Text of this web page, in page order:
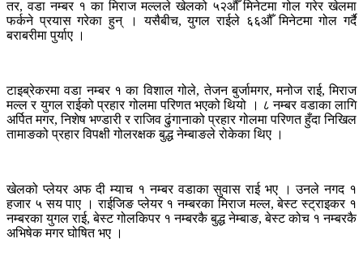
तर, वडा नम्बर १ का मिराज मल्लले खेलको ५२औँ मिनेटमा गोल गरेर खेलमा
फर्कने प्रयास गरेका हुन् । यसैबीच, युगल राईले ६६औँ मिनेटमा गोल गर्दै
बराबरीमा पुर्याए ।
टाइब्रेकरमा वडा नम्बर १ का विशाल गोले, तेजन बुर्जामगर, मनोज राई, मिराज
मल्ल र युगल राईको प्रहार गोलमा परिणत भएको थियो । ८ नम्बर वडाका लागि
अर्पित मगर, निशेष भण्डारी र राजिव ढुंगानाको प्रहार गोलमा परिणत हुँदा निखिल
तामाङको प्रहार विपक्षी गोलरक्षक बुद्ध नेम्बाङले रोकेका थिए ।
खेलको प्लेयर अफ दी म्याच १ नम्बर वडाका सुवास राई भए । उनले नगद १
हजार ५ सय पाए । राईजिङ प्लेयर १ नम्बरका मिराज मल्ल, बेस्ट स्ट्राइकर १
नम्बरका युगल राई, बेस्ट गोलकिपर १ नम्बरकै बुद्ध नेम्बाङ, बेस्ट कोच १ नम्बरकै
अभिषेक मगर घोषित भए ।